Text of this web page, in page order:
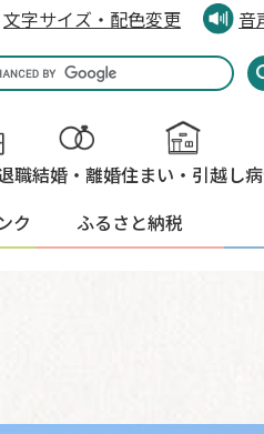
文字サイズ・配色変更 音
職結婚・離婚住まい・引越し
ク ふるさと納税